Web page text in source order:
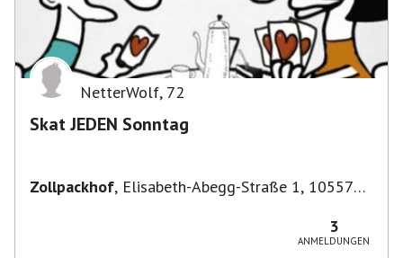
NetterWolf, 72
Skat JEDEN Sonntag
Zollpackhof, Elisabeth-Abegg-Straße 1, 10557
3
ANMELDUNGEN